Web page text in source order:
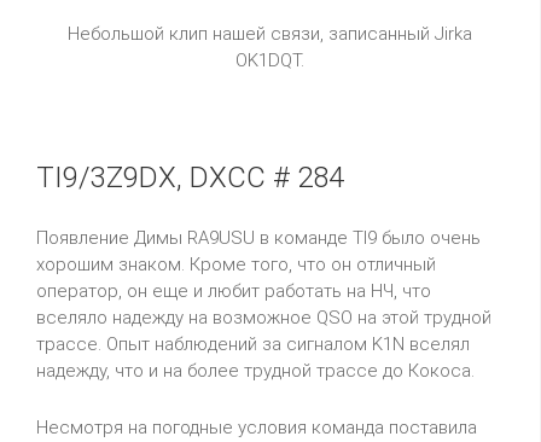
Небольшой клип нашей связи, записанный Jirka
OK1DQT.
TI9/3Z9DX, DXCC # 284
Появление Димы RA9USU в команде TI9 было очень
хорошим знаком. Кроме того, что он отличный
оператор, он еще и любит работать на НЧ, что
вселяло надежду на возможное QSO на этой трудной
трассе. Опыт наблюдений за сигналом K1 N вселял
надежду, что и на более трудной трассе до Кокоса.
Несмотря на погодные условия команда поставила